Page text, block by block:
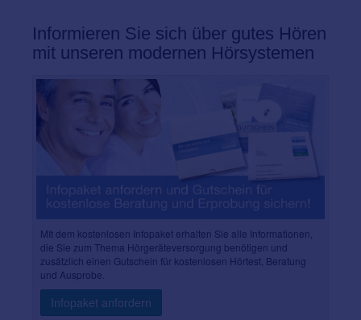
Informieren Sie sich über gutes Hören
mit unseren modernen Hörsystemen
MIt dem kostenlosen Infopaket erhalten Sie alle Informationen,
die Sie zum Thema Hörgeräteversorgung benötigen und
zusätzlich einen Gutschein für kostenlosen Hörtest, Beratung
und Ausprobe.
Infopaket anfordern